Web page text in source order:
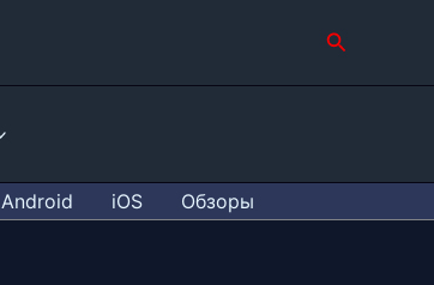
Поиск
Android iOS Обзоры